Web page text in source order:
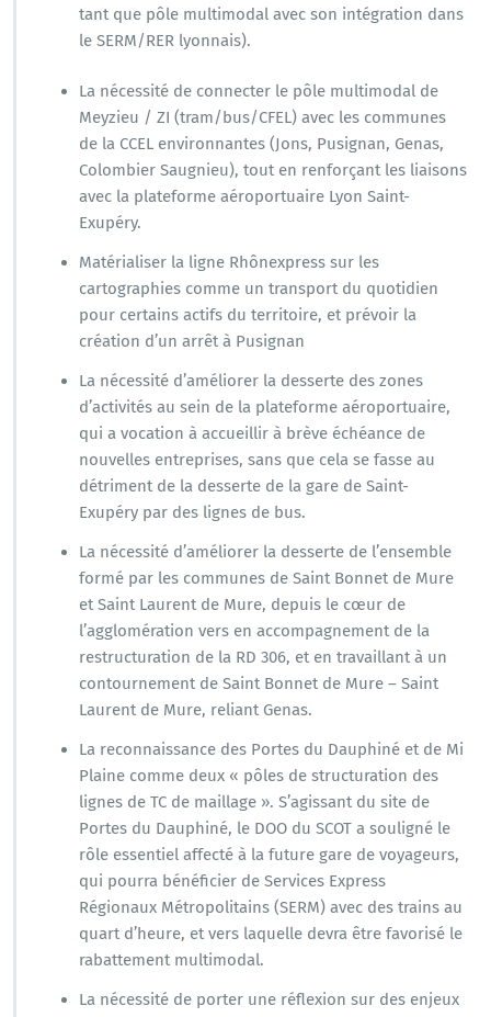
tant que pôle multimodal avec son intégration dans
le SERM/RER lyonnais).
La nécessité de connecter le pôle multimodal de
Meyzieu / ZI (tram/bus/CFEL) avec les communes
de la CCEL environnantes (Jons, Pusignan, Genas,
Colombier Saugnieu), tout en renforçant les liaisons
avec la plateforme aéroportuaire Lyon Saint-
Exupéry.
Matérialiser la ligne Rhônexpress sur les
cartographies comme un transport du quotidien
pour certains actifs du territoire, et prévoir la
création d’un arrêt à Pusignan
La nécessité d’améliorer la desserte des zones
d’activités au sein de la plateforme aéroportuaire,
qui a vocation à accueillir à brève échéance de
nouvelles entreprises, sans que cela se fasse au
détriment de la desserte de la gare de Saint-
Exupéry par des lignes de bus.
La nécessité d’améliorer la desserte de l’ensemble
formé par les communes de Saint Bonnet de Mure
et Saint Laurent de Mure, depuis le cœur de
l’agglomération vers en accompagnement de la
restructuration de la RD 306, et en travaillant à un
contournement de Saint Bonnet de Mure – Saint
Laurent de Mure, reliant Genas.
La reconnaissance des Portes du Dauphiné et de Mi
Plaine comme deux « pôles de structuration des
lignes de TC de maillage ». S’agissant du site de
Portes du Dauphiné, le DOO du SCOT a souligné le
rôle essentiel affecté à la future gare de voyageurs,
qui pourra bénéficier de Services Express
Régionaux Métropolitains (SERM) avec des trains au
quart d’heure, et vers laquelle devra être favorisé le
rabattement multimodal.
La nécessité de porter une réflexion sur des enjeux